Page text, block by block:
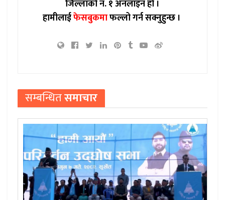
जिल्लाको नं. १ अनलाइन हो ।
हामीलाईफेसबुकमाफल्लो गर्न सक्नुहुन्छ ।
सम्बन्धितसमाचार